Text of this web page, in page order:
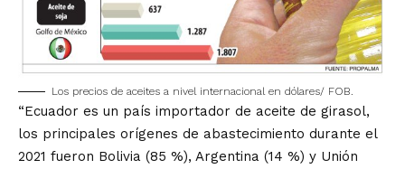
Los precios de aceites a nivel internacional en dólares/ FOB.
“Ecuador es un país importador de aceite de girasol,
los principales orígenes de abastecimiento durante el
2021 fueron Bolivia (85 %), Argentina (14 %) y Unión